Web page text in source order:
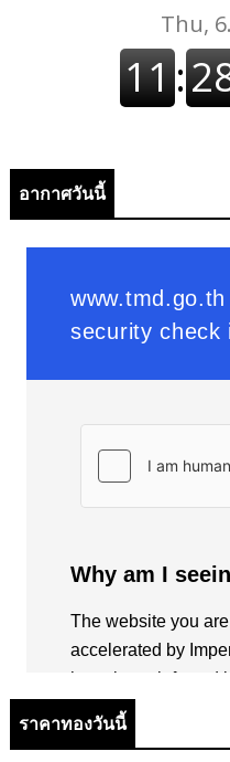
อากาศวันนี้
ราคาทองวันนี้